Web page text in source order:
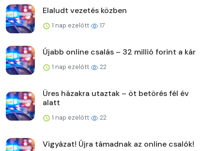
Elaludt vezetés közben
1 nap ezelőtt 17
Újabb online csalás – 32 millió forint a kár
1 nap ezelőtt 22
Üres házakra utaztak – öt betörés fél év
alatt
1 nap ezelőtt 22
Vigyázat! Újra támadnak az online csalók!